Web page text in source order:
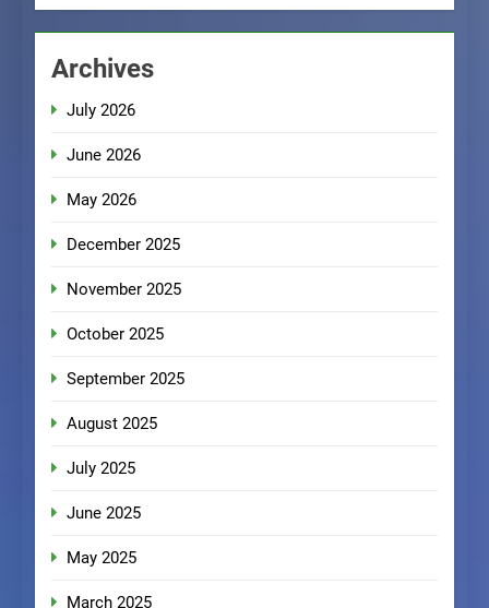
Archives
July 2026
June 2026
May 2026
December 2025
November 2025
October 2025
September 2025
August 2025
July 2025
June 2025
May 2025
March 2025